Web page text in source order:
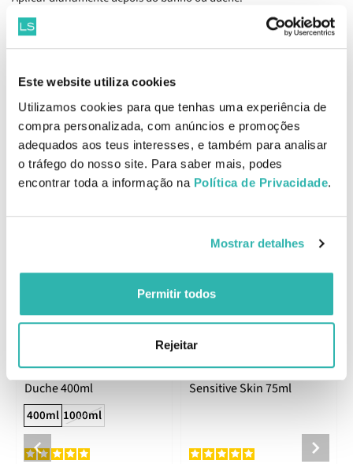
Este website utiliza cookies
Utilizamos cookies para que tenhas uma experiência de
compra personalizada, com anúncios e promoções
adequados aos teus interesses, e também para analisar
o tráfego do nosso site. Para saber mais, podes
encontrar toda a informação na Política de Privacidade.
Mostrar detalhes
Permitir todos
Rejeitar
Massajar com suavidade até que o produto ser totalmente
absorvido.
Aqua, Glycerin, Panthenol, C15-19 Alkane, Cetyl Palmitate,
Glycerides, Polybutene, Glyceryl Stearate SE, Sorbitan Stearate,
Stearyl Alcohol, Tocopheryl Acetate, Tapioca Starch, Sodium
Citrate, Pentylene Glycol, Citric Acid, Benzyl Alcohol, Caprylyl
Glycol, Carbomer, Pantolactone, Phenoxyethanol, Dimethicone,
Sodium Cetearyl Sulfate, Sodium Hydroxide, Tocopherol, Parfum.
Produtos Relacionados
Eucerin pH5 Gel e Óleo de
Duche 400ml
400ml 1000ml
Eucerin pH5 Creme Dry
Sensitive Skin 75ml